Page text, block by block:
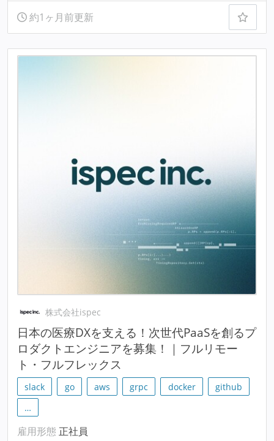
約1ヶ月前更新
株式会社ispec
日本の医療DXを支える！次世代PaaSを創るプ
ロダクトエンジニアを募集！｜フルリモー
ト・フルフレックス
slack go aws grpc docker
github
…
雇用形態 正社員